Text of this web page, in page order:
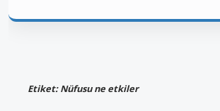
Etiket:Nüfusu ne etkiler